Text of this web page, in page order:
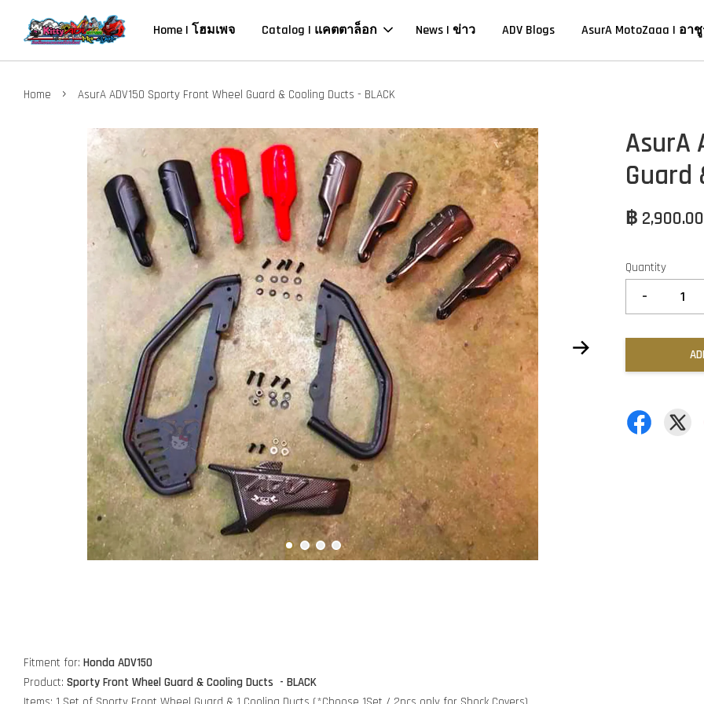
Home | โฮมเพจ Catalog | แคตตาล็อก News | ข่าว ADV Blogs AsurA MotoZaaa | อา
Home › AsurA ADV150 Sporty Front Wheel Guard & Cooling Ducts - BLACK
AsurA
Guard
฿
Quantity
-
Fitment for: Honda ADV150
Product: Sporty Front Wheel Guard & Cooling Ducts - BLACK